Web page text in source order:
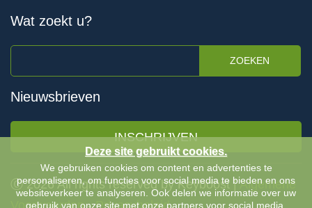
Wat zoekt u?
ZOEKEN
Nieuwsbrieven
INSCHRIJVEN
Ⓒ 2026 All rights reserved by Keyboost |Algemene
Deze site gebruikt cookies.
We gebruiken cookies om content en advertenties te
personaliseren, om functies voor social media te bieden en ons
websiteverkeer te analyseren. Ook delen we informatie over uw
gebruik van onze site met onze partners voor social media,